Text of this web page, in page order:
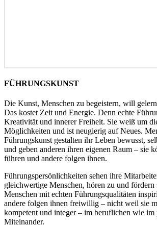
FÜHRUNGSKUNST
Die Kunst, Menschen zu begeistern, will
Das kostet Zeit und Energie. Denn echte
Kreativität und innerer Freiheit. Sie weiß um
Möglichkeiten und ist neugierig auf Neues.
Führungskunst gestalten ihr Leben bewusst,
und geben anderen ihren eigenen Raum – sie
führen und andere folgen ihnen.
Führungspersönlichkeiten sehen ihre
gleichwertige Menschen, hören zu und fördern
Menschen mit echten Führungsqualitäten
andere folgen ihnen freiwillig – nicht weil sie
kompetent und integer – im beruflichen wie im
Miteinander.